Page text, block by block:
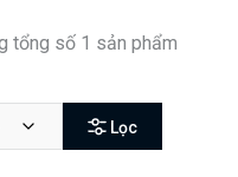
tổng số 1 sản phẩm
Lọc